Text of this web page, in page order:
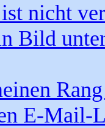
nicht
Bild
E-Mail-